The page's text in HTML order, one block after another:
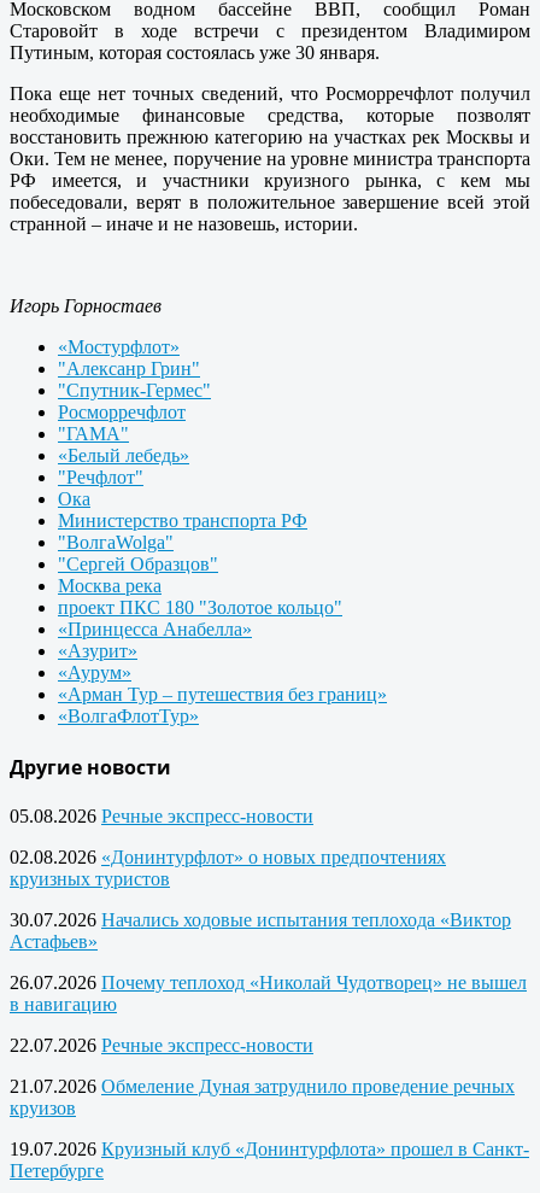
Московском водном бассейне ВВП, сообщил Роман
Старовойт в ходе встречи с президентом Владимиром
Путиным, которая состоялась уже 30 января.
Пока еще нет точных сведений, что Росморречфлот получил
необходимые финансовые средства, которые позволят
восстановить прежнюю категорию на участках рек Москвы и
Оки. Тем не менее, поручение на уровне министра транспорта
РФ имеется, и участники круизного рынка, с кем мы
побеседовали, верят в положительное завершение всей этой
странной – иначе и не назовешь, истории.
Игорь Горностаев
«Мостурфлот»
"Алексанр Грин"
"Спутник-Гермес"
Росморречфлот
"ГАМА"
«Белый лебедь»
"Речфлот"
Ока
Министерство транспорта РФ
"ВолгаWolga"
"Сергей Образцов"
Москва река
проект ПКС 180 "Золотое кольцо"
«Принцесса Анабелла»
«Азурит»
«Аурум»
«Арман Тур – путешествия без границ»
«ВолгаФлотТур»
Другие новости
05.08.2026 Речные экспресс-новости
02.08.2026 «Донинтурфлот» о новых предпочтениях
круизных туристов
30.07.2026 Начались ходовые испытания теплохода «Виктор
Астафьев»
26.07.2026 Почему теплоход «Николай Чудотворец» не вышел
в навигацию
22.07.2026 Речные экспресс-новости
21.07.2026 Обмеление Дуная затруднило проведение речных
круизов
19.07.2026 Круизный клуб «Донинтурфлота» прошел в Санкт-
Петербурге